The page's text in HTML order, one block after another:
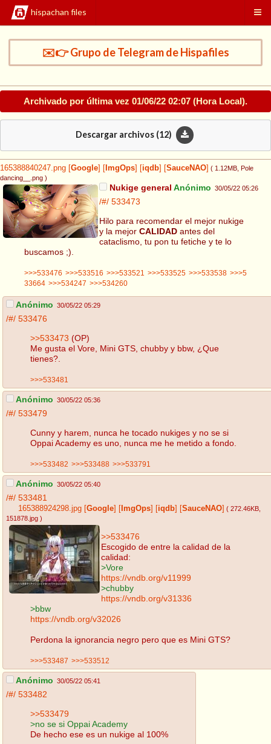
hispachan files
✉️👉 Grupo de Telegram de Hispafiles
Archivado por última vez 01/06/22 02:07 (Hora Local).
Descargar archivos (12)
165388840247.png Google ImgOps iqdb SauceNAO ( 1.12MB , Pole
dancing__.png )
Nukige general Anónimo 30/05/22 05:26
/#/ 533473
Hilo para recomendar el mejor nukige
y la mejor CALIDADantes del
cataclismo, tu pon tu fetiche y te lo
buscamos ;).
>>>533476 >>>533516 >>>533521 >>>533525 >>>533538 >>>5
33664 >>>534247 >>>534260
Anónimo 30/05/22 05:29
/#/ 533476
>>533473 (OP)
Me gusta el Vore, Mini GTS, chubby y bbw, ¿Que
tienes?.
>>>533481
Anónimo 30/05/22 05:36
/#/ 533479
Cunny y harem, nunca he tocado nukiges y no se si
Oppai Academy es uno, nunca me he metido a fondo.
>>>533482 >>>533488 >>>533791
Anónimo 30/05/22 05:40
/#/ 533481
165388924298.jpg Google ImgOps iqdb SauceNAO ( 272.46KB
151878.jpg )
>>533476
Escogido de entre la calidad de la
calidad:
>Vore
https://vndb.org/v11999
>chubby
https://vndb.org/v31336
>bbw
https://vndb.org/v32026
Perdona la ignorancia negro pero que es Mini GTS?
>>>533487 >>>533512
Anónimo 30/05/22 05:41
/#/ 533482
>>533479
>no se si Oppai Academy
De hecho ese es un nukige al 100%